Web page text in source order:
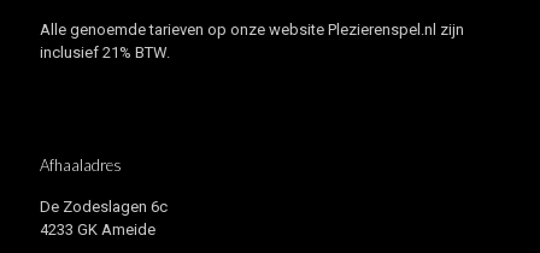
Alle genoemde tarieven op onze website Plezierenspel.nl zijn
inclusief 21% BTW.
Afhaaladres
De Zodeslagen 6c
4233 GK Ameide